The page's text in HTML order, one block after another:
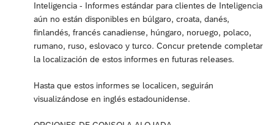
Inteligencia - Informes estándar para clientes de Inteligencia
aún no están disponibles en búlgaro, croata, danés,
finlandés, francés canadiense, húngaro, noruego, polaco,
rumano, ruso, eslovaco y turco. Concur pretende completar
la localización de estos informes en futuras releases.
Hasta que estos informes se localicen, seguirán
visualizándose en inglés estadounidense.